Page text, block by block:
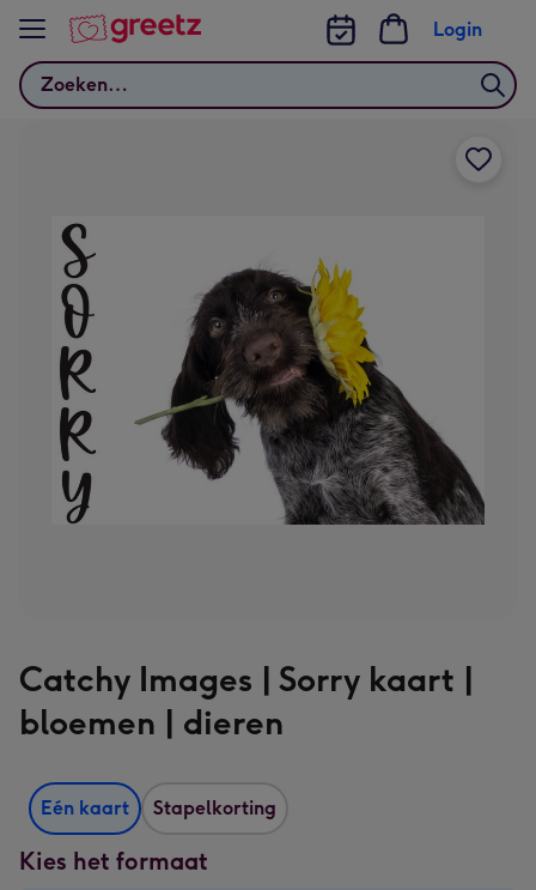
Bekijk meer
Zoeken
Login
Catchy Images | Sorry kaart |
bloemen | dieren
Eén kaart Stapelkorting
Kies het formaat